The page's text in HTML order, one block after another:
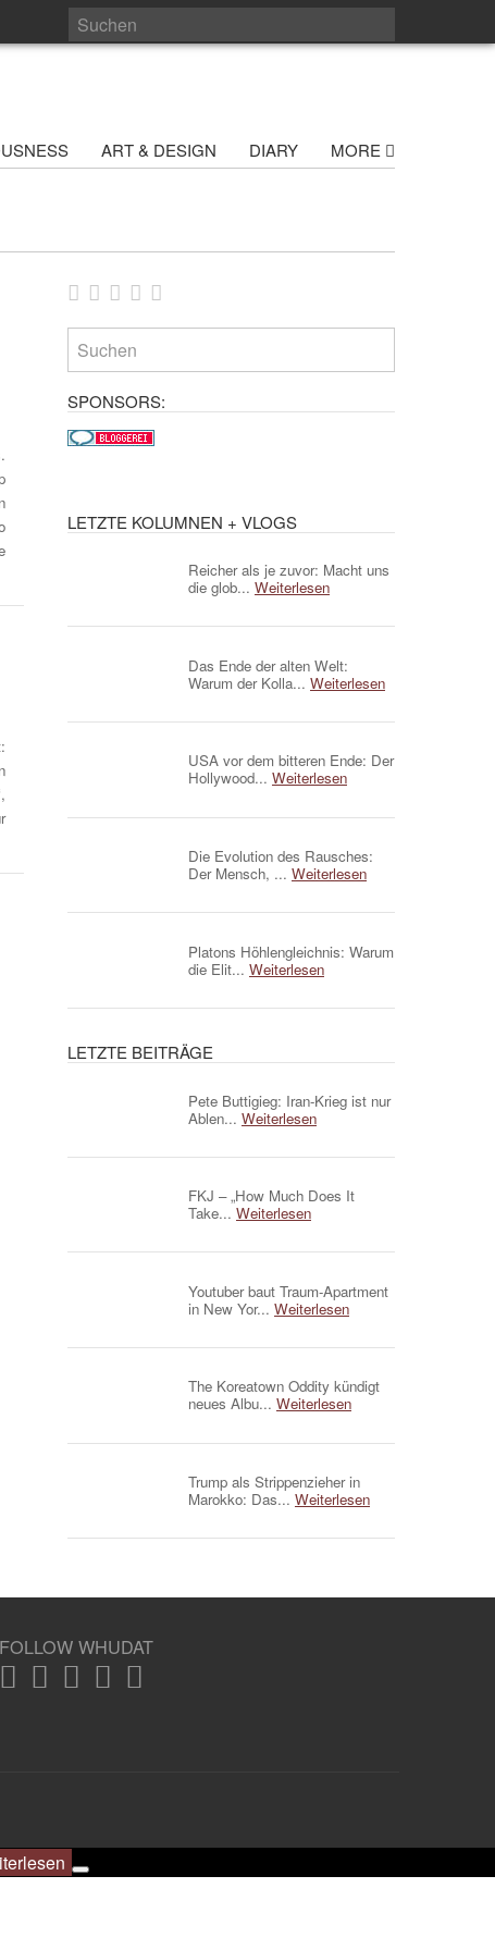
ART & DESIGN DIARY MORE
SPONSORS:
LETZTE KOLUMNEN + VLOGS
Reicher als je zuvor: Macht uns
die glob... Weiterlesen
Das Ende der alten Welt:
Warum der Kolla... Weiterlesen
USA vor dem bitteren Ende: Der
Hollywood... Weiterlesen
Die Evolution des Rausches:
Der Mensch, ... Weiterlesen
Platons Höhlengleichnis: Warum
die Elit... Weiterlesen
LETZTE BEITRÄGE
Pete Buttigieg: Iran-Krieg ist nur
Ablen... Weiterlesen
FKJ – „How Much Does It
Take... Weiterlesen
Youtuber baut Traum-Apartment
in New Yor... Weiterlesen
The Koreatown Oddity kündigt
neues Albu... Weiterlesen
Trump als Strippenzieher in
Marokko: Das... Weiterlesen
FOLLOW WHUDAT